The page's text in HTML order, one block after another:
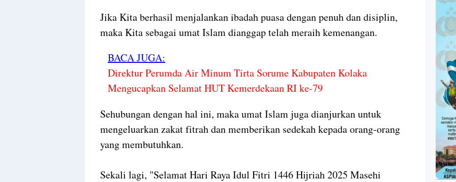
Jika Kita berhasil menjalankan ibadah puasa dengan penuh dan disiplin,
maka Kita sebagai umat Islam dianggap telah meraih kemenangan.
BACA JUGA:
Direktur Perumda Air Minum Tirta Sorume Kabupaten Kolaka
Mengucapkan Selamat HUT Kemerdekaan RI ke-79
Sehubungan dengan hal ini, maka umat Islam juga dianjurkan untuk
mengeluarkan zakat fitrah dan memberikan sedekah kepada orang-orang
yang membutuhkan.
Sekali lagi, "Selamat Hari Raya Idul Fitri 1446 Hijriah 2025 Masehi